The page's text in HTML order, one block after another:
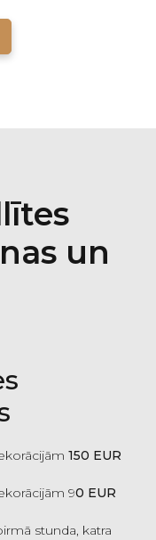
un
150 EUR
90 EUR
stunda, katra